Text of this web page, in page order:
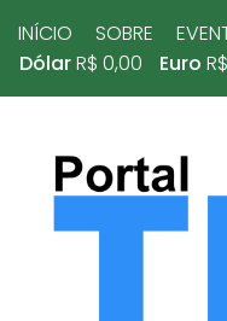
INÍCIO SOBRE
DólarR$ 0,00 Euro